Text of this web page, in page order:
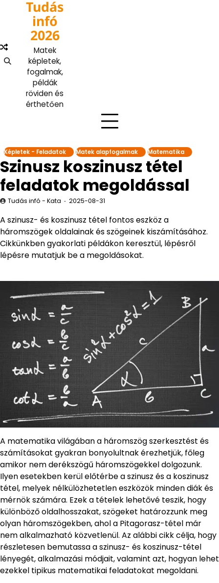
Tudás
infó
2026
Matek
képletek,
fogalmak,
példák
röviden és
érthetően
Képletek - Feladatok Matek alapfogalmak Matematika
Szinusz koszinusz tétel
feladatok megoldással
Tudás infó - Kata 2025-08-31
A szinusz- és koszinusz tétel fontos eszköz a
háromszögek oldalainak és szögeinek kiszámításához.
Cikkünkben gyakorlati példákon keresztül, lépésről
lépésre mutatjuk be a megoldásokat.
A matematika világában a háromszög szerkesztést és
számításokat gyakran bonyolultnak érezhetjük, főleg
amikor nem derékszögű háromszögekkel dolgozunk.
Ilyen esetekben kerül előtérbe a szinusz és a koszinusz
tétel, melyek nélkülözhetetlen eszközök minden diák és
mérnök számára. Ezek a tételek lehetővé teszik, hogy
különböző oldalhosszakat, szögeket határozzunk meg
olyan háromszögekben, ahol a Pitagorasz-tétel már
nem alkalmazható közvetlenül. Az alábbi cikk célja, hogy
részletesen bemutassa a szinusz- és koszinusz-tétel
lényegét, alkalmazási módjait, valamint azt, hogyan lehet
ezekkel tipikus matematikai feladatokat megoldani.